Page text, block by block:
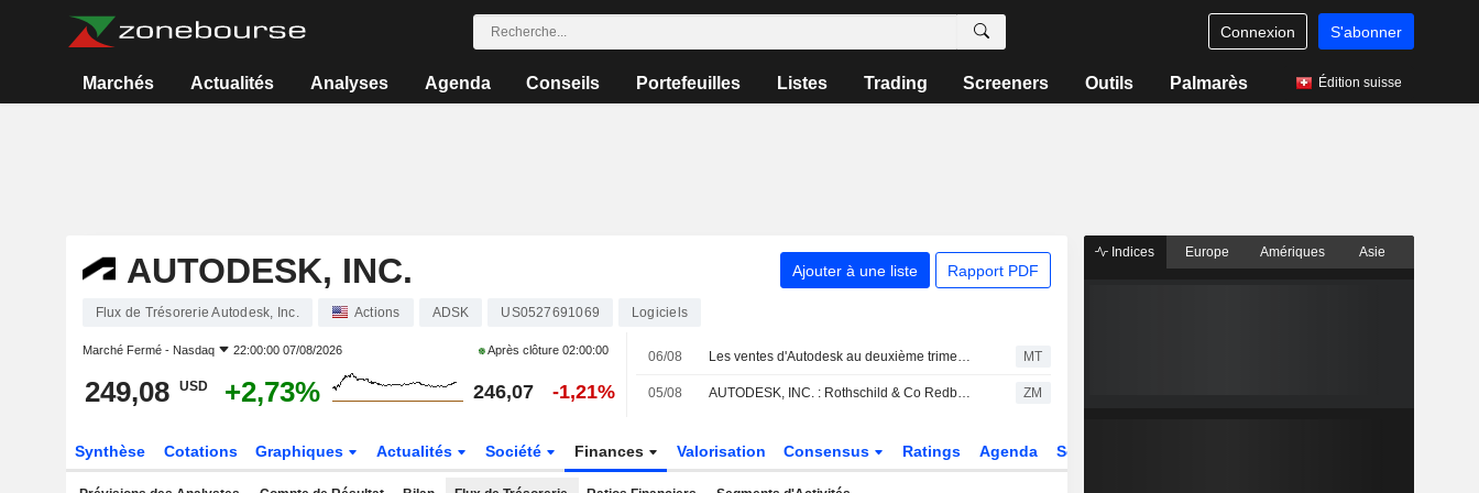
Connexion S'abonner
Marchés Actualités Analyses Agenda Conseils Portefeuilles Listes Trading Screeners Outils Palmarès Édition suisse
AUTODESK, INC. Ajouter à une liste Rapport PDF
Flux de Trésorerie Autodesk, Inc. Actions ADSK US0527691069 Logiciels
Marché Fermé - Nasdaq 22:00:00 07/08/2026 Après clôture02:00:00
249,08 USD +2,73% 246,07 -1,21%
06/08 Les ventes d'Autodesk au deuxième trimestre fiscal restent stables alors que les partenaires s'adaptent au nouveau modèle, selon Oppenheimer MT
05/08 AUTODESK, INC. : Rothschild & Co Redburn favorable sur le dossier ZM
Synthèse Cotations Graphiques Actualités Société Finances Valorisation Consensus Ratings Agenda Secteur
Indices Europe Amériques Asie